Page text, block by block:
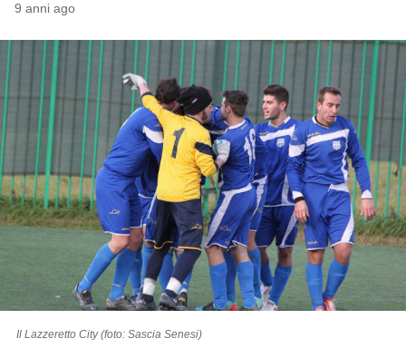
9 anni ago
Il Lazzeretto City (foto: Sascia Senesi)